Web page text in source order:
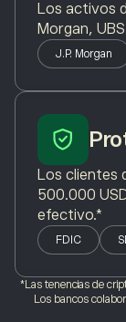
Los activos
Morgan,
J.P. Morgan
Los clientes
500.000
efectivo.*
FDIC
*Las tenencias de
Los bancos